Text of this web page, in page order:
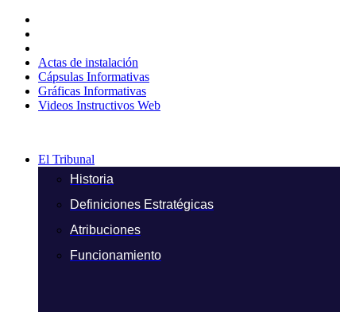
contenido
Actas de instalación
Cápsulas Informativas
Gráficas Informativas
Videos Instructivos Web
El Tribunal
Historia
Definiciones Estratégicas
Atribuciones
Funcionamiento